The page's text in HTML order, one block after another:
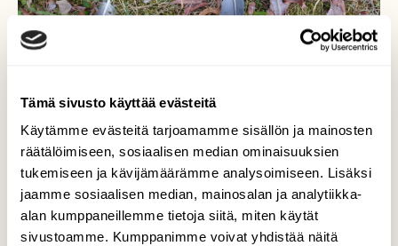
Tämä sivusto käyttää evästeitä
Käytämme evästeitä tarjoamamme sisällön ja mainosten
räätälöimiseen, sosiaalisen median ominaisuuksien
tukemiseen ja kävijämäärämme analysoimiseen. Lisäksi
jaamme sosiaalisen median, mainosalan ja analytiikka-
alan kumppaneillemme tietoja siitä, miten käytät
sivustoamme. Kumppanimme voivat yhdistää näitä